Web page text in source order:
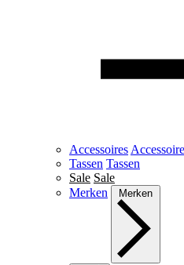
Accessoires
Tassen Tassen
Sale Sale
Merken
Merken